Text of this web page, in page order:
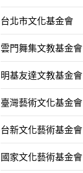
台北市文化基金會
雲門舞集文教基金會
明基友達文教基金會
臺灣藝術文化基金會
台新文化藝術基金會
國家文化藝術基金會